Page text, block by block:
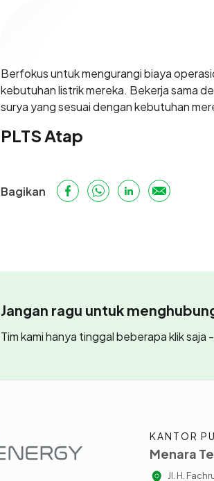
Berfokus untuk mengurangi biaya
kebutuhan listrik mereka. Bekerja sama
surya yang sesuai dengan kebutuhan
PLTS Atap
Bagikan
Jangan ragu untuk
Tim kami hanya tinggal beberapa klik saja
KANTOR
Menara
Jl. H.